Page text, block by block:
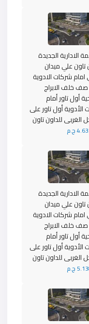
الادارية الجديدة
تاون علي ميدان
امام شركات الادوية
خلف الابراج
أول تاور أمام
الأدوية أول تاور على
الغربى للداون تاون
ج.م
الادارية الجديدة
تاون علي ميدان
امام شركات الادوية
خلف الابراج
أول تاور أمام
الأدوية أول تاور على
الغربى للداون تاون
ج.م